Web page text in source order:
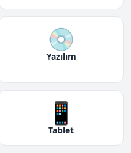
💿
Yazılım
📱
Tablet